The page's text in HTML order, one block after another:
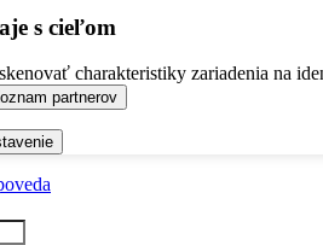
s cieľom
charakteristiky zariadenia na
partnerov